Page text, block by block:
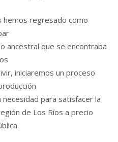
hemos regresado como
ancestral que se encontraba
iniciaremos un proceso
para satisfacer la
de Los Ríos a precio